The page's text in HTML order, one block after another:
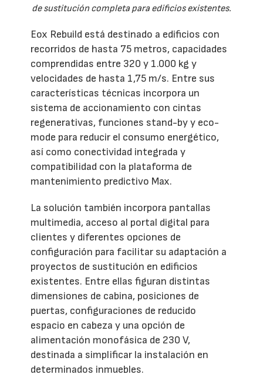
de sustitución completa para edificios existentes.
Eox Rebuild está destinado a edificios con
recorridos de hasta 75 metros, capacidades
comprendidas entre 320 y 1.000 kg y
velocidades de hasta 1,75 m/s. Entre sus
características técnicas incorpora un
sistema de accionamiento con cintas
regenerativas, funciones stand-by y eco-
mode para reducir el consumo energético,
así como conectividad integrada y
compatibilidad con la plataforma de
mantenimiento predictivo Max.
La solución también incorpora pantallas
multimedia, acceso al portal digital para
clientes y diferentes opciones de
configuración para facilitar su adaptación a
proyectos de sustitución en edificios
existentes. Entre ellas figuran distintas
dimensiones de cabina, posiciones de
puertas, configuraciones de reducido
espacio en cabeza y una opción de
alimentación monofásica de 230 V,
destinada a simplificar la instalación en
determinados inmuebles.